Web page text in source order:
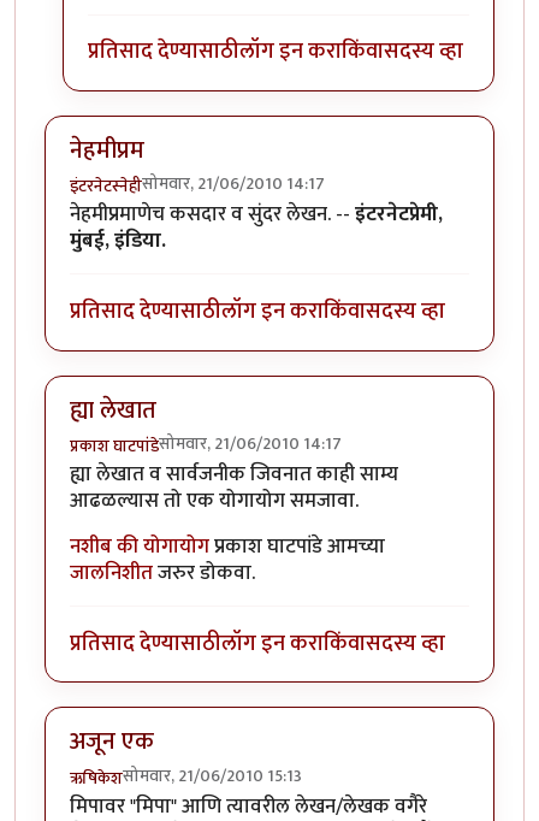
प्रतिसाद देण्यासाठीलॉग इन कराकिंवासदस्य व्हा
नेहमीप्रम
इंटरनेटस्नेहीसोमवार, 21/06/2010 14:17
नेहमीप्रमाणेच कसदार व सुंदर लेखन. --इंटरनेटप्रेमी,
मुंबई, इंडिया.
प्रतिसाद देण्यासाठीलॉग इन कराकिंवासदस्य व्हा
ह्या लेखात
प्रकाश घाटपांडेसोमवार, 21/06/2010 14:17
ह्या लेखात व सार्वजनीक जिवनात काही साम्य
आढळल्यास तो एक योगायोग समजावा.
नशीब की योगायोगप्रकाश घाटपांडे आमच्या
जालनिशीतजरुर डोकवा.
प्रतिसाद देण्यासाठीलॉग इन कराकिंवासदस्य व्हा
अजून एक
ऋषिकेशसोमवार, 21/06/2010 15:13
मिपावर "मिपा" आणि त्यावरील लेखन/लेखक वगैरे